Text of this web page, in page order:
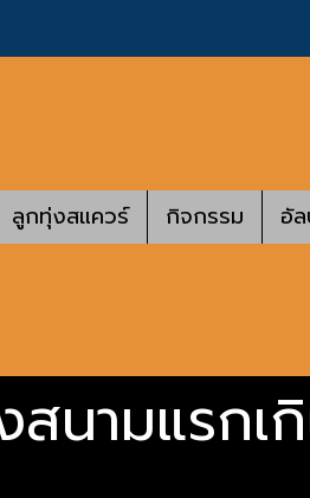
ลูกทุ่งสแควร์ กิจกรรม อั
นามแรกเ